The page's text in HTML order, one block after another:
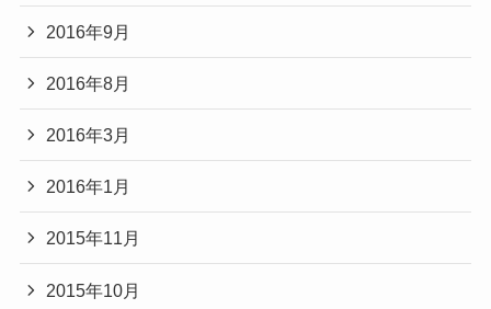
2016年9月
2016年8月
2016年3月
2016年1月
2015年11月
2015年10月